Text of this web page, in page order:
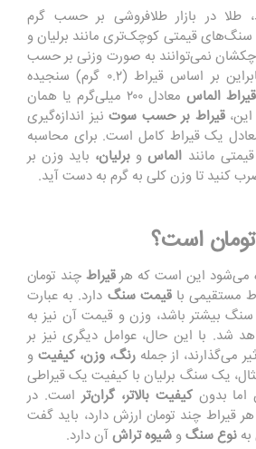
طلا در بازار طلافروشی بر حسب گرم
سنگ‌های قیمتی کوچک‌تری مانند برلیان و
نمی‌توانند به صورت وزنی بر حسب
گرم محاسبه شوند، بنابراین بر اساس قیراط (۰.۲ گرم) سنجیده
قیراط الماس
معادل ۲۰۰ میلی‌گرم یا همان
قیراط بر حسب سوتنیز اندازه‌گیری
۱۰۰ سوت معادل یک قیراط کامل است. برای محاسبه
مانند الماسو برلیان، باید وزن بر
است؟
می‌شود این است که هرقیراط چند تومان
مستقیمی باقیمت سنگ دارد. به عبارت
بیشتر باشد، وزن و قیمت آن نیز به
شد. با این حال، عوامل دیگری نیز بر
می‌گذارند، از جمله رنگ، وزن، کیفیت و
یک سنگ برلیان با کیفیت یک قیراطی
اما بدونکیفیت بالاتر، گران‌تر است. در
قیراط چند تومان ارزش دارد، باید گفت
نوع سنگو شیوه تراشآن دارد.